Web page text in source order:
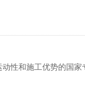
性和施工优势的国